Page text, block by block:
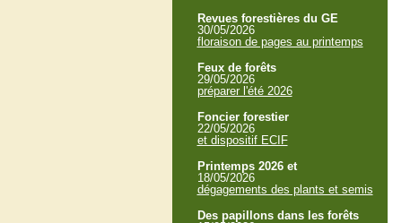
Revues forestières du GE
30/05/2026
floraison de pages au printemps
Feux de forêts
29/05/2026
préparer l'été 2026
Foncier forestier
22/05/2026
et dispositif ECIF
Printemps 2026 et
18/05/2026
dégagements des plants et semis
Des papillons dans les forêts